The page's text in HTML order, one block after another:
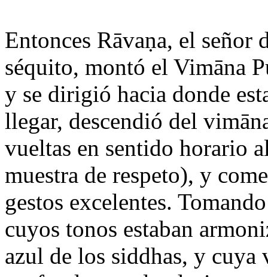
Entonces Rāvaṇa, el señor
séquito, montó el Vimāna
y se dirigió hacia donde
llegar, descendió del
vueltas en sentido horario
muestra de respeto), y
gestos excelentes.
cuyos tonos estaban
azul de los siddhas, y cuya